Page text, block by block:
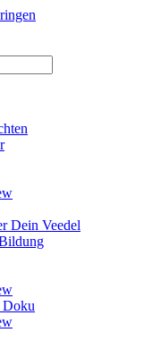
Dein Veedel
Doku